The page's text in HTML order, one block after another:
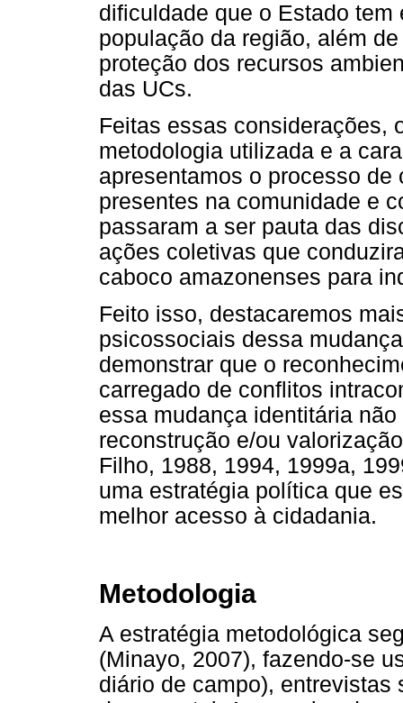
dificuldade que o Estado
população da região, além
proteção dos recursos
das UCs.
Feitas essas considerações,
metodologia utilizada e a
apresentamos o processo
presentes na comunidade e
passaram a ser pauta das
ações coletivas que
caboco amazonenses para
Feito isso, destacaremos
psicossociais dessa
demonstrar que o
carregado de conflitos
essa mudança identitária
reconstrução e/ou
Filho, 1988, 1994, 1999a,
uma estratégia política que
melhor acesso à cidadania.
Metodologia
A estratégia metodológica
(Minayo, 2007), fazendo-se
diário de campo),